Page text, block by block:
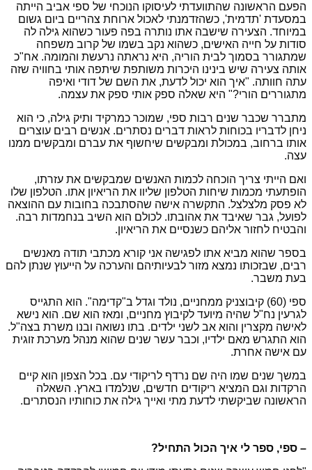
הפעם הראשונה שהתוועדתי לעיסוקו הנוכחי של ספי אביב הייתה
במסעדת 'תדמית', כשהזדמנתי לאכול ארוחת צהריים ביום גשום
במיוחד. הצעירה שישבה אתו נותרה בפה פעור כשהוא גילה לה
סודות על חייה האישים, כשהוא נקב בשמו של קרוב משפחה
שמתגורר בסמוך לבית הוריה, היא נראתה נרעשת והמומה. אח"כ
אותה צעירה שיש בינינו היכרות משותפת שיתפה אותי בחוויה שזה
עתה חוותה. "איך הוא יכול לדעת, את השם של דודי ואיפה
מתגוררים הורי?" היא שאלה ספק אותי ספק את עצמה.
מתברר שכבר שנים רבות ספי, שמוכר כמרקיד ותיק גילה, כי הוא
ניחן לדבריו בכוחות לראות דברים נסתרים. אנשים רבים עוצרים
אותו ברחוב, במכולת ומבקשים שיחשוף את עברם ומבקשים ממנו
עצה.
ואם הייתי צריך הוכחה לכמות האנשים שמבקשים את עזרתו,
הופתעתי מכמות שיחות הטלפון שליוו את הריאיון אתו. הטלפון שלו
לא פסק מלצלצל. התקשרה אישה שהסתבכה בחובות עם ההוצאה
לפועל, גבר שאיבד את אהובתו. לכולם הוא השיב בנחמדות רבה.
והבטיח לחזור אליהם כשנסיים את הריאיון.
בספר שהוא מביא אתו לפגישה אני קורא מכתבי תודה מאנשים
רבים, שבזכותו נמצא מזור לבעיותיהם והערכה על הייעוץ שנתן להם
בעת משבר.
ספי (60) קיבוצניק ממחניים, נולד וגדל ב"קדימה". הוא התגייס
לגרעין נח"ל שהיה מיועד לקיבוץ מחניים, ומאז הוא שם. הוא נישא
לאישה מקצרין והוא אב לשני ילדים. בתו נשואה ובנו משרת בצה"ל.
הוא התגרש מאם ילדיו, וכבר עשר שנים שהוא מנהל מערכת זוגית
עם אישה אחרת.
במשך שנים שמו היה שם נרדף לריקודי עם. בכל הצפון הוא קיים
הרקדות וגם המציא ריקודים חדשים, שנלמדו בארץ. השאלה
הראשונה שביקשתי לדעת מתי ואייך גילה את כוחותיו הנסתרים.
– ספי, ספר לי איך הכול התחיל?